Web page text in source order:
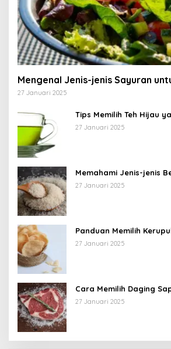
Mengenal Jenis-jenis Sayuran
27 Januari 2025
Tips Memilih Teh Hijau
27 Januari 2025
Memahami Jenis-jenis
27 Januari 2025
Panduan Memilih
27 Januari 2025
Cara Memilih Daging
27 Januari 2025